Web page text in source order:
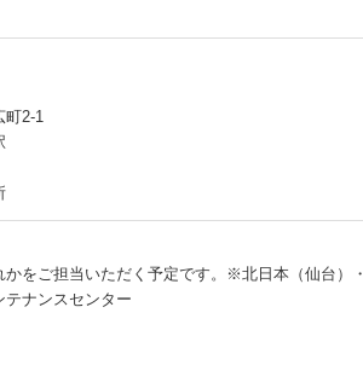
町2-1
かをご担当いただく予定です。※北日本（仙台）
テナンスセンター